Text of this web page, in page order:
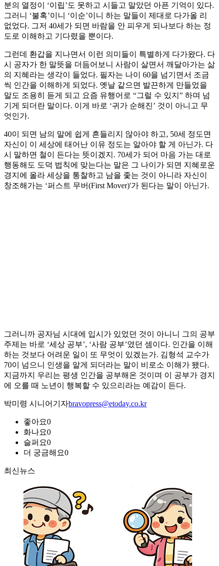
분의 열정이 ‘이립’도 못하고 시들고 말았던 아픈 기억이 있다.
그러니 ‘불혹’이니 ‘이순’이니 하는 말들이 제대로 다가올 리
없었다. 그저 40세가 되면 바람을 안 피우게 되나보다 하는 정
도로 이해하고 기다렸을 뿐이다.
그런데 환갑을 지나면서 이런 의미들이 특별하게 다가왔다. 다
시 공자가 한 말뜻을 더듬어보니 사람이 살면서 깨달아가는 삶
의 지혜라는 생각이 들었다. 필자는 나이 60을 넘기면서 조금
씩 인간을 이해하게 되었다. 옛날 같으면 발끈하게 만들었을
말도 조용히 듣게 되고 요즘 유행어로 “그럴 수 있지” 하며 넘
기게 되더란 말이다. 이게 바로 ‘귀가 순해진’ 것이 아니고 무
엇인가.
40이 되면 남의 말에 쉽게 흔들리지 않아야 하고, 50세 정도면
자신이 이 세상에 태어난 이유 정도는 알아야 할 게 아닌가. 다
시 말하면 철이 든다는 뜻이겠지. 70세가 되어 마음 가는 대로
행동해도 도덕 법칙에 맞는다는 말은 그 나이가 되면 지혜로운
경지에 올라 세상을 통찰하고 남을 좇는 것이 아니라 자신이
창조해가는 ‘퍼스트 무버(First Mover)'가 된다는 말이 아닌가.
그러니까 공자님 시대에 입시가 있었던 것이 아니니 그의 공부
주제는 바로 ‘세상 공부’, ‘사람 공부’였던 셈이다. 인간을 이해
하는 것보다 어려운 일이 또 무엇이 있겠는가. 김형석 교수가
70이 넘으니 인생을 알게 되더라는 말이 비로소 이해가 됐다.
지금까지 우리는 평생 인간을 공부해온 것이며 이 공부가 경지
에 오를 때 노년이 행복할 수 있으리라는 예감이 든다.
박미령 시니어기자bravopress@etoday.co.kr
좋아요0
화나요0
슬퍼요0
더 궁금해요0
최신뉴스